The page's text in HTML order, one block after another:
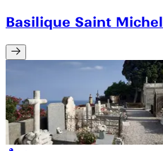
Basilique Saint Michel